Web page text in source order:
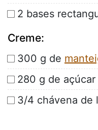
2 bases
Creme:
300 g de
280 g de açúcar
3/4 chávena de